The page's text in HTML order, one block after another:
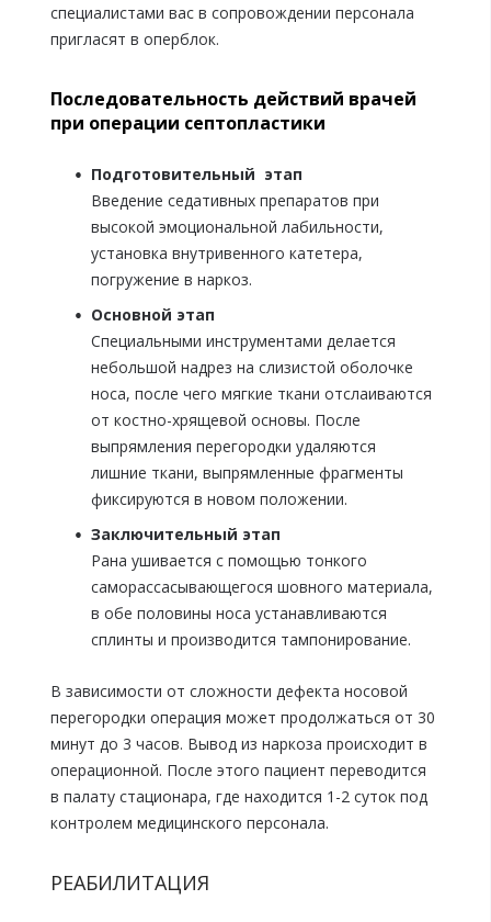
специалистами вас в сопровождении персонала
пригласят в оперблок.
Последовательность действий врачей
при операции септопластики
Подготовительный этап
Введение седативных препаратов при
высокой эмоциональной лабильности,
установка внутривенного катетера,
погружение в наркоз.
Основной этап
Специальными инструментами делается
небольшой надрез на слизистой оболочке
носа, после чего мягкие ткани отслаиваются
от костно-хрящевой основы. После
выпрямления перегородки удаляются
лишние ткани, выпрямленные фрагменты
фиксируются в новом положении.
Заключительный этап
Рана ушивается с помощью тонкого
саморассасывающегося шовного материала,
в обе половины носа устанавливаются
сплинты и производится тампонирование.
В зависимости от сложности дефекта носовой
перегородки операция может продолжаться от 30
минут до 3 часов. Вывод из наркоза происходит в
операционной. После этого пациент переводится
в палату стационара, где находится 1-2 суток под
контролем медицинского персонала.
РЕАБИЛИТАЦИЯ